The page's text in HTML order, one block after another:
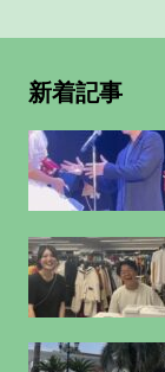
新着記事